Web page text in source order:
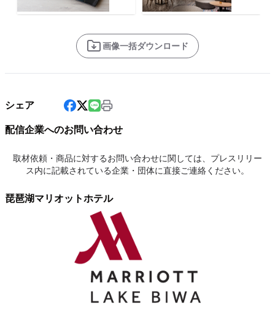
画像一括ダウンロード
シェア
配信企業へのお問い合わせ
取材依頼・商品に対するお問い合わせに関しては、プレスリリー
ス内に記載されている企業・団体に直接ご連絡ください。
琵琶湖マリオットホテル